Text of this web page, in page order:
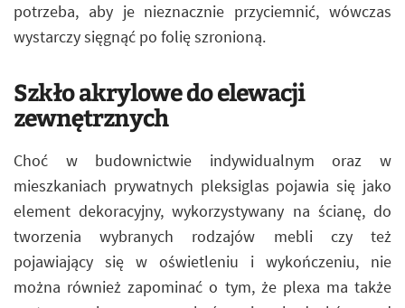
potrzeba, aby je nieznacznie przyciemnić, wówczas
wystarczy sięgnąć po folię szronioną.
Szkło akrylowe do elewacji
zewnętrznych
Choć w budownictwie indywidualnym oraz w
mieszkaniach prywatnych pleksiglas pojawia się jako
element dekoracyjny, wykorzystywany na ścianę, do
tworzenia wybranych rodzajów mebli czy też
pojawiający się w oświetleniu i wykończeniu, nie
można również zapominać o tym, że plexa ma także